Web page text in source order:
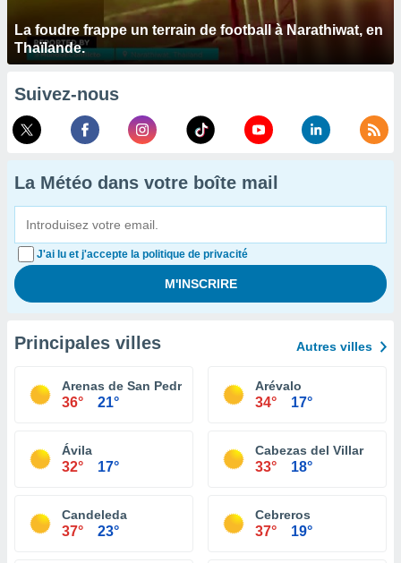
La foudre frappe un terrain de football à Narathiwat, en
Thaïlande.
Suivez-nous
La Météo dans votre boîte mail
J'ai lu et j'accepte la politique de privacité
Principales villes Autres villes
Arenas de San Pedro
36° 21°
Arévalo
34° 17°
Ávila
32° 17°
Cabezas del Villar
33° 18°
Candeleda
37° 23°
Cebreros
37° 19°